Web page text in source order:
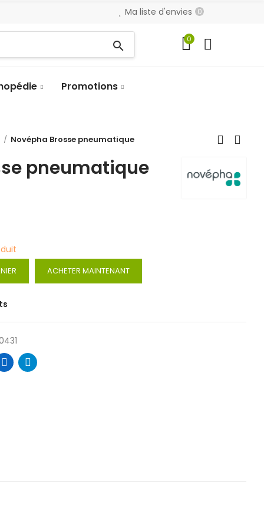
Ma liste d'envies 0
search 0
Promotions
Novépha Brosse pneumatique
pneumatique
ACHETER MAINTENANT